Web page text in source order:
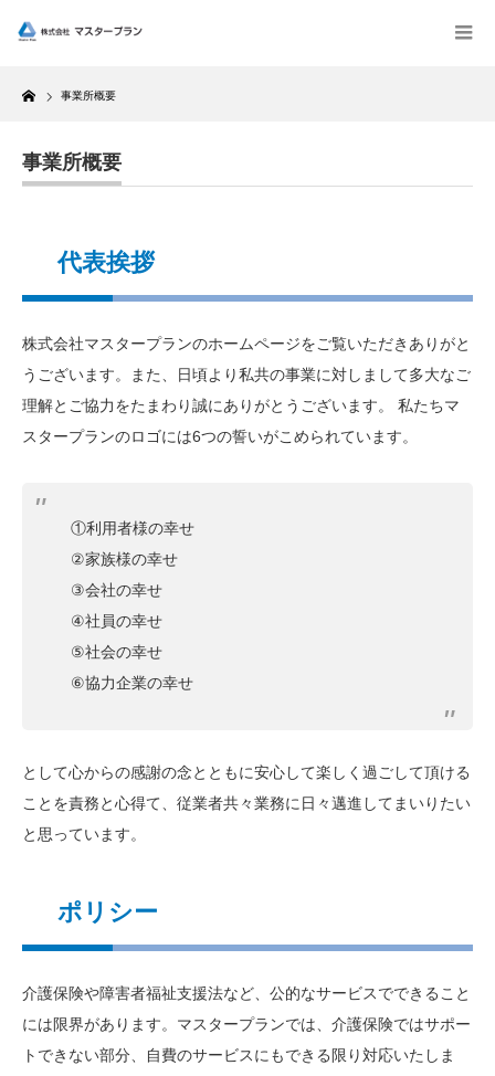
Home
事業所概要
事業所概要
代表挨拶
株式会社マスタープランのホームページをご覧いただきありがと
うございます。また、日頃より私共の事業に対しまして多大なご
理解とご協力をたまわり誠にありがとうございます。 私たちマ
スタープランのロゴには6つの誓いがこめられています。
①利用者様の幸せ
②家族様の幸せ
③会社の幸せ
④社員の幸せ
⑤社会の幸せ
⑥協力企業の幸せ
として心からの感謝の念とともに安心して楽しく過ごして頂ける
ことを責務と心得て、従業者共々業務に日々邁進してまいりたい
と思っています。
ポリシー
介護保険や障害者福祉支援法など、公的なサービスでできること
には限界があります。マスタープランでは、介護保険ではサポー
トできない部分、自費のサービスにもできる限り対応いたしま